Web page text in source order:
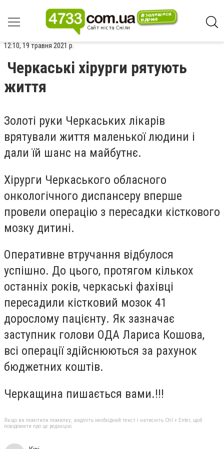
12:10, 19 травня 2021 р.
Черкаські хірурги рятують
життя
Золоті руки Черкаських лікарів
врятували життя маленької людини і
дали їй шанс на майбутнє.
Хірурги Черкаського обласного
онкологічного диспансеру вперше
провели операцію з пересадки кісткового
мозку дитині.
Оперативне втручання відбулося
успішно. До цього, протягом кількох
останніх років, черкаські фахівці
пересадили кістковий мозок 41
дорослому пацієнту. Як зазначає
заступник голови ОДА Лариса Кошова,
всі операції здійснюються за рахунок
бюджетних коштів.
Черкащина пишається вами.!!!
Якщо ви помітили помилку, виділіть необхідний текст і натисніть Ctrl + Enter, щоб
повідомити про це редакцію